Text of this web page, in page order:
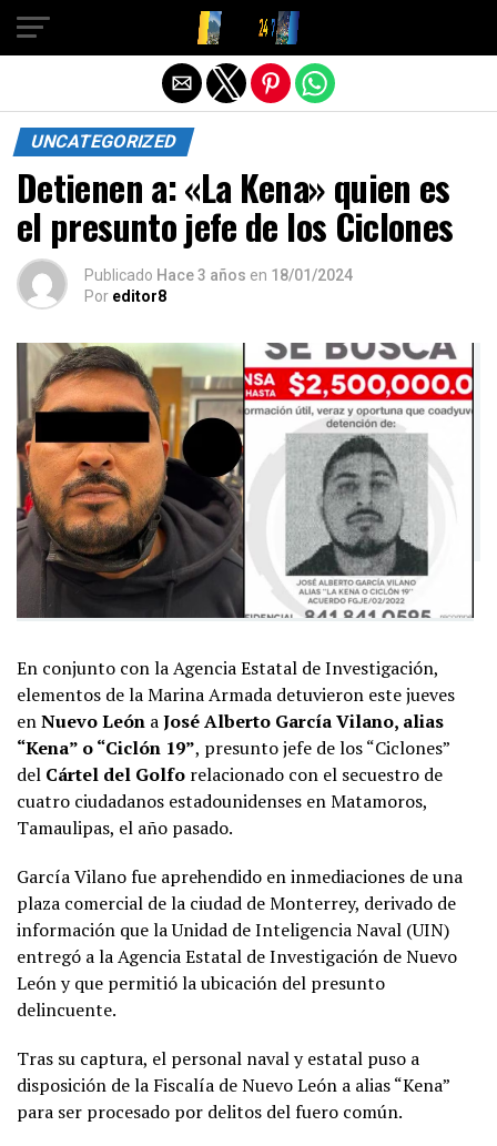
UNCATEGORIZED
Detienen a: «La Kena» quien es
el presunto jefe de los Ciclones
Publicado Hace 3 años en 18/01/2024
Por editor8
En conjunto con la Agencia Estatal de Investigación,
elementos de la Marina Armada detuvieron este jueves
enNuevo León aJosé Alberto García Vilano, alias
“Kena” o “Ciclón 19”, presunto jefe de los “Ciclones”
del Cártel del Golfo relacionado con el secuestro de
cuatro ciudadanos estadounidenses en Matamoros,
Tamaulipas, el año pasado.
García Vilano fue aprehendido en inmediaciones de una
plaza comercial de la ciudad de Monterrey, derivado de
información que la Unidad de Inteligencia Naval (UIN)
entregó a la Agencia Estatal de Investigación de Nuevo
León y que permitió la ubicación del presunto
delincuente.
Tras su captura, el personal naval y estatal puso a
disposición de la Fiscalía de Nuevo León a alias “Kena”
para ser procesado por delitos del fuero común.
Salir de la versión móvil